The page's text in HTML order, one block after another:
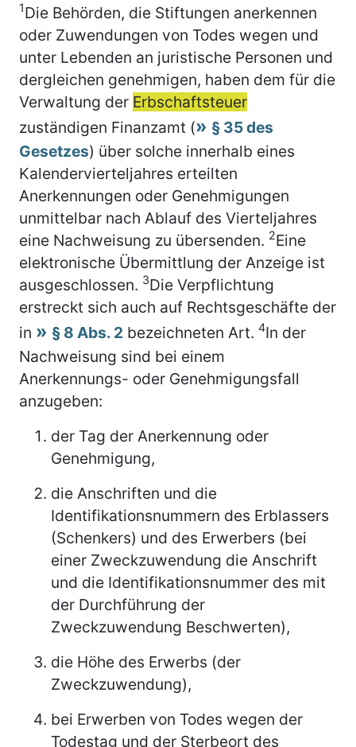
1Die Behörden, die Stiftungen anerkennen
oder Zuwendungen von Todes wegen und
unter Lebenden an juristische Personen und
dergleichen genehmigen, haben dem für die
Verwaltung der Erbschaftsteuer
zuständigen Finanzamt (
§ 35 des
Gesetzes) über solche innerhalb eines
Kalendervierteljahres erteilten
Anerkennungen oder Genehmigungen
unmittelbar nach Ablauf des Vierteljahres
eine Nachweisung zu übersenden. 2Eine
elektronische Übermittlung der Anzeige ist
ausgeschlossen. 3Die Verpflichtung
erstreckt sich auch auf Rechtsgeschäfte der
in
§ 8 Abs. 2 bezeichneten Art. 4In der
Nachweisung sind bei einem
Anerkennungs- oder Genehmigungsfall
anzugeben:
der Tag der Anerkennung oder
Genehmigung,
die Anschriften und die
Identifikationsnummern des Erblassers
(Schenkers) und des Erwerbers (bei
einer Zweckzuwendung die Anschrift
und die Identifikationsnummer des mit
der Durchführung der
Zweckzuwendung Beschwerten),
die Höhe des Erwerbs (der
Zweckzuwendung),
bei Erwerben von Todes wegen der
Todestag und der Sterbeort des